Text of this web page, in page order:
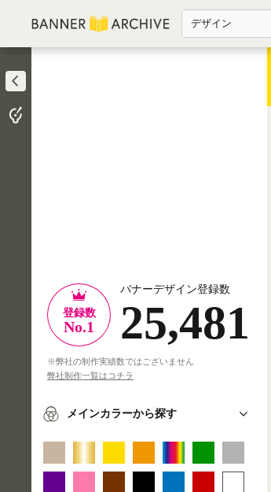
デザイン
登録数
No.1
バナーデザイン登録数
25,481
※弊社の制作実績数ではございません
弊社制作一覧はコチラ
メインカラーから探す